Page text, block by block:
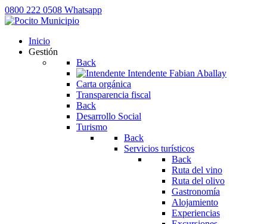
0800 222 0508 Whatsapp
Inicio
Gestión
Back
Intendente Fabian Aballay
Carta orgánica
Transparencia fiscal
Back
Desarrollo Social
Turismo
Back
Servicios turísticos
Back
Ruta del vino
Ruta del olivo
Gastronomía
Alojamiento
Experiencias